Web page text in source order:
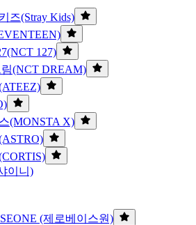
즈(Stray Kids)
127)
(NCT DREAM)
(MONSTA X)
이니)
(제로베이스원)